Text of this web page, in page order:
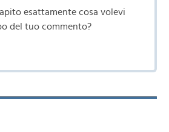
esattamente cosa volevi
del tuo commento?